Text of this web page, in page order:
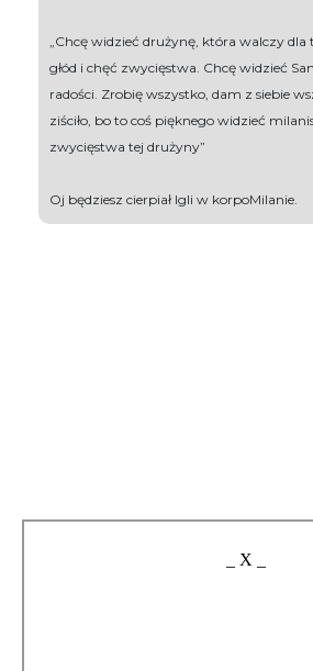
„Chcę widzieć drużynę, która walczy
głód i chęć zwycięstwa. Chcę widzieć
radości. Zrobię wszystko, dam z siebie
ziściło, bo to coś pięknego widzieć
zwycięstwa tej drużyny”
Oj będziesz cierpiał Igli w korpoMilanie.